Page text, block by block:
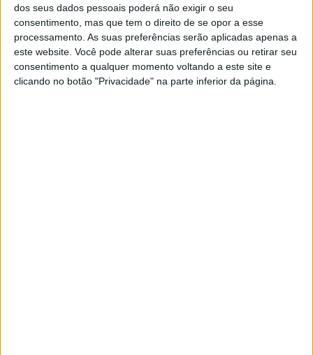
dos seus dados pessoais poderá não exigir o seu
consentimento, mas que tem o direito de se opor a esse
processamento. As suas preferências serão aplicadas apenas a
este website. Você pode alterar suas preferências ou retirar seu
consentimento a qualquer momento voltando a este site e
clicando no botão "Privacidade" na parte inferior da página.
que todos sabem como atuar em caso de acidente ou
imprevisto e o projeto da Sentiance está muito alinhado
com este propósito”.
A primeira edição do Ahead Start teve como foco a
Segurança Rodoviária e desafiou start-ups nacionais e